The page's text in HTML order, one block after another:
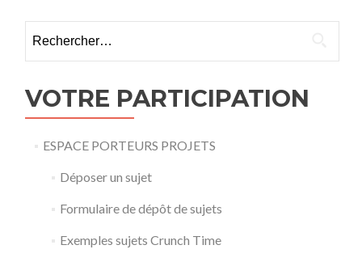
VOTRE PARTICIPATION
ESPACE PORTEURS PROJETS
Déposer un sujet
Formulaire de dépôt de sujets
Exemples sujets Crunch Time